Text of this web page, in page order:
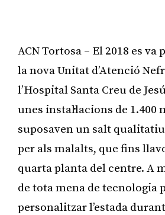
ACN Tortosa – El 2018 es va
la nova Unitat d’Atenció
l’Hospital Santa Creu de
unes instal·lacions de 1.400
suposaven un salt
per als malalts, que fins
quarta planta del centre. A
de tota mena de tecnologia
personalitzar l’estada